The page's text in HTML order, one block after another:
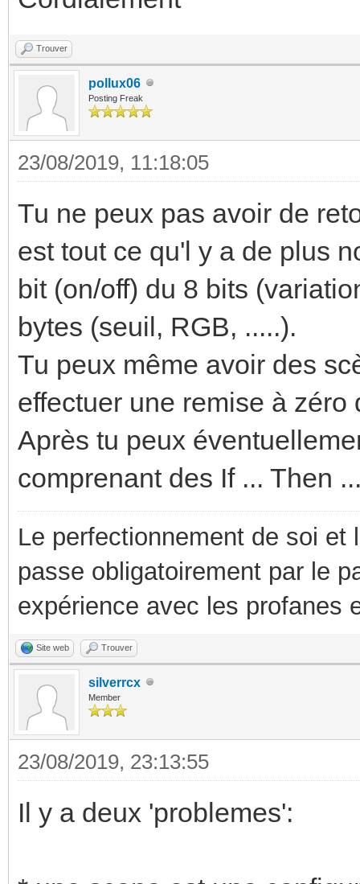
Trouver
pollux06
Posting Freak
23/08/2019, 11:18:05
Tu ne peux pas avoir de
est tout ce qu'l y a de plus
bit (on/off) du 8 bits
bytes (seuil, RGB, .....).
Tu peux même avoir des
effectuer une remise à zéro
Après tu peux
comprenant des If ... Then
Le perfectionnement de soi
passe obligatoirement par le
expérience avec les profanes
Site web Trouver
silverrcx
Member
23/08/2019, 23:13:55
Il y a deux 'problemes':